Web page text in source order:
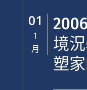
01
1
月
境
塑